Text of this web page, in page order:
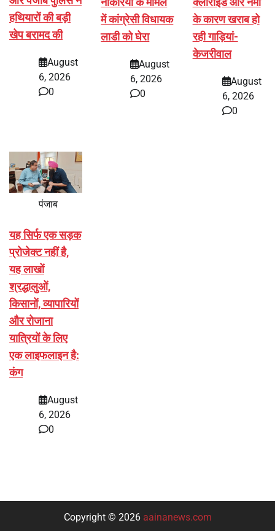
हथियारों की बड़ी
खेप बरामद की
August
6, 2026
0
में कांग्रेसी विधायक
लाडी को घेरा
August
6, 2026
0
के कारण खराब हो
रही गाड़ियां-
केजरीवाल
August
6, 2026
0
पंजाब
यह सिर्फ एक सड़क
प्रोजेक्ट नहीं है,
यह लाखों
श्रद्धालुओं,
किसानों, व्यापारियों
और रोजाना
यात्रियों के लिए
एक लाइफलाइन है:
कंग
August
6, 2026
0
Copyright © 2026 aainanews.com